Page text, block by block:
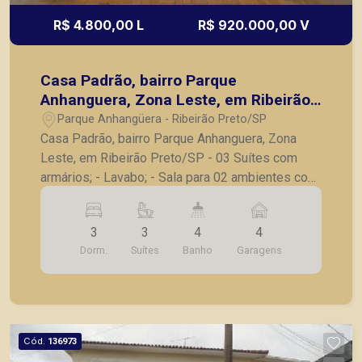
R$ 4.800,00 L R$ 920.000,00 V
Casa Padrão, bairro Parque
Anhanguera, Zona Leste, em Ribeirão
Preto/SP
Parque Anhangüera - Ribeirão Preto/SP
Casa Padrão, bairro Parque Anhanguera, Zona
Leste, em Ribeirão Preto/SP - 03 Suítes com
armários; - Lavabo; - Sala para 02 ambientes com
pé direito duplo; - Cozinha com armários; -
Lavanderia; - Varanda gourmet com churrasqueira;
- Quintal; - 04 Vagas de garagem. A Piramid tem
como objetivo atender seus clientes com
agilidade e segurança, em locação, vendas de
Preto.
3
Dorm.
3
Suítes
4
Banho
4
Garagens
Cód. 136973